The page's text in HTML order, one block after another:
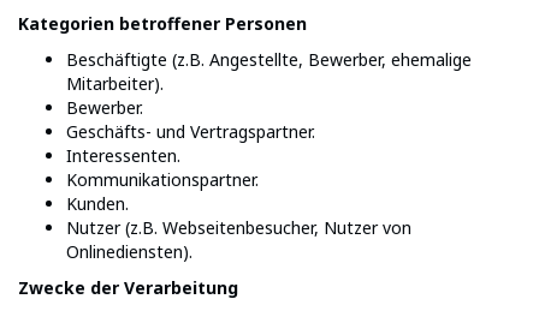
Kategorien betroffener Personen
Beschäftigte (z.B. Angestellte, Bewerber, ehemalige
Mitarbeiter).
Bewerber.
Geschäfts- und Vertragspartner.
Interessenten.
Kommunikationspartner.
Kunden.
Nutzer (z.B. Webseitenbesucher, Nutzer von
Onlinediensten).
Zwecke der Verarbeitung